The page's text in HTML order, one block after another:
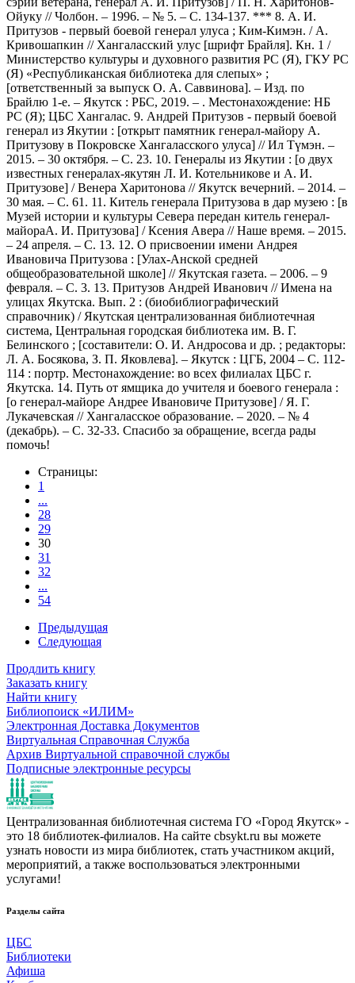
Ойуку // Чолбон. – 1996. – № 5. – С. 134-137. *** 8. А. И.
Притузов - первый боевой генерал улуса ; Ким-Кимэн. / А.
Кривошапкин // Хангаласский улус [шрифт Брайля]. Кн. 1 /
Министерство культуры и духовного развития РС (Я), ГКУ РС
(Я) «Республиканская библиотека для слепых» ;
[ответственный за выпуск О. А. Саввинова]. – Изд. по
Брайлю 1-е. – Якутск : РБС, 2019. – . Местонахождение: НБ
РС (Я); ЦБС Хангалас. 9. Андрей Притузов - первый боевой
генерал из Якутии : [открыт памятник генерал-майору А.
Притузову в Покровске Хангаласского улуса] // Ил Түмэн. –
2015. – 30 октября. – С. 23. 10. Генералы из Якутии : [о двух
известных генералах-якутян Л. И. Котельникове и А. И.
Притузове] / Венера Харитонова // Якутск вечерний. – 2014. –
30 мая. – С. 61. 11. Китель генерала Притузова в дар музею : [в
Музей истории и культуры Севера передан китель генерал-
майораА. И. Притузова] / Ксения Авера // Наше время. – 2015.
– 24 апреля. – С. 13. 12. О присвоении имени Андрея
Ивановича Притузова : [Улах-Анской средней
общеобразовательной школе] // Якутская газета. – 2006. – 9
февраля. – С. 3. 13. Притузов Андрей Иванович // Имена на
улицах Якутска. Вып. 2 : (биобиблиографический
справочник) / Якутская централизованная библиотечная
система, Центральная городская библиотека им. В. Г.
Белинского ; [составители: О. И. Андросова и др. ; редакторы:
Л. А. Босякова, З. П. Яковлева]. – Якутск : ЦГБ, 2004 – С. 112-
114 : портр. Местонахождение: во всех филиалах ЦБС г.
Якутска. 14. Путь от ямщика до учителя и боевого генерала :
[о генерал-майоре Андрее Ивановиче Притузове] / Я. Г.
Лукачевская // Хангаласское образование. – 2020. – № 4
(декабрь). – С. 32-33. Спасибо за обращение, всегда рады
помочь!
Страницы:
1
...
28
29
30
31
32
...
54
Предыдущая
Следующая
Продлить книгу
Заказать книгу
Найти книгу
Библиопоиск «ИЛИМ»
Электронная Доставка Документов
Виртуальная Справочная Служба
Архив Виртуальной справочной службы
Подписные электронные ресурсы
Централизованная библиотечная система ГО «Город Якутск» -
это 18 библиотек-филиалов. На сайте cbsykt.ru вы можете
узнать новости из мира библиотек, стать участником акций,
мероприятий, а также воспользоваться электронными
услугами!
Разделы сайта
ЦБС
Библиотеки
Афиша